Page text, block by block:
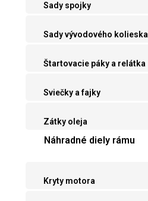
Sady spojky
Sady vývodového kolieska
Štartovacie páky a relátka
Sviečky a fajky
Zátky oleja
Náhradné diely rámu
Kryty motora